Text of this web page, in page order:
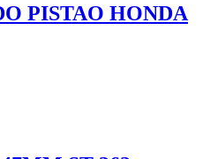
PISTAO HONDA